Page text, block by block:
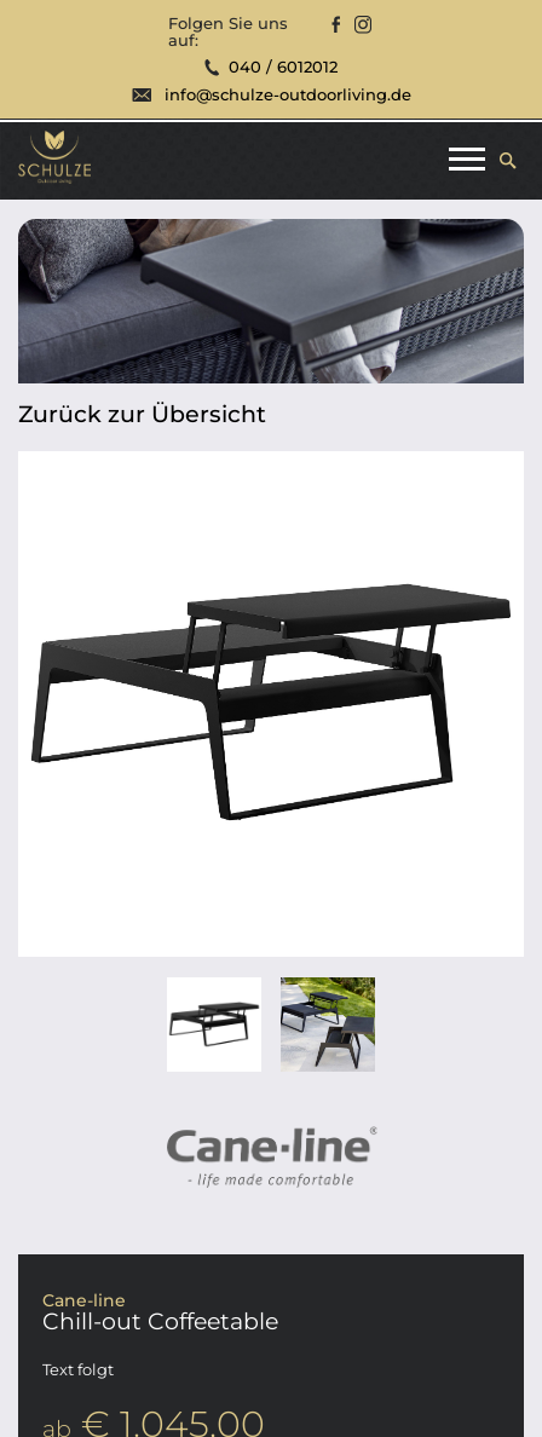
Folgen Sie uns
auf:
040 / 6012012
info@schulze-outdoorliving.de
Zurück zur Übersicht
Cane-line
Chill-out Coffeetable
Text folgt
ab € 1.045,00